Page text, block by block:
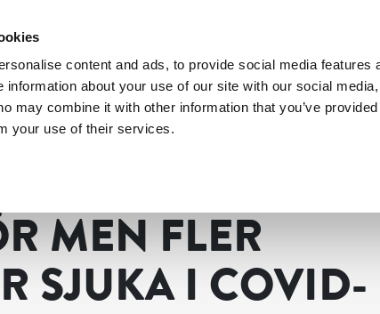
content and ads, to provide social media features
information about your use of our site with our social
may combine it with other information that you’ve
your use of their services.
i covid-19
MEN FLER
SJUKA I COVID-